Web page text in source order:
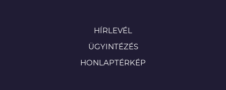
HÍRLEVÉL
ÜGYINTÉZÉS
HONLAPTÉRKÉP